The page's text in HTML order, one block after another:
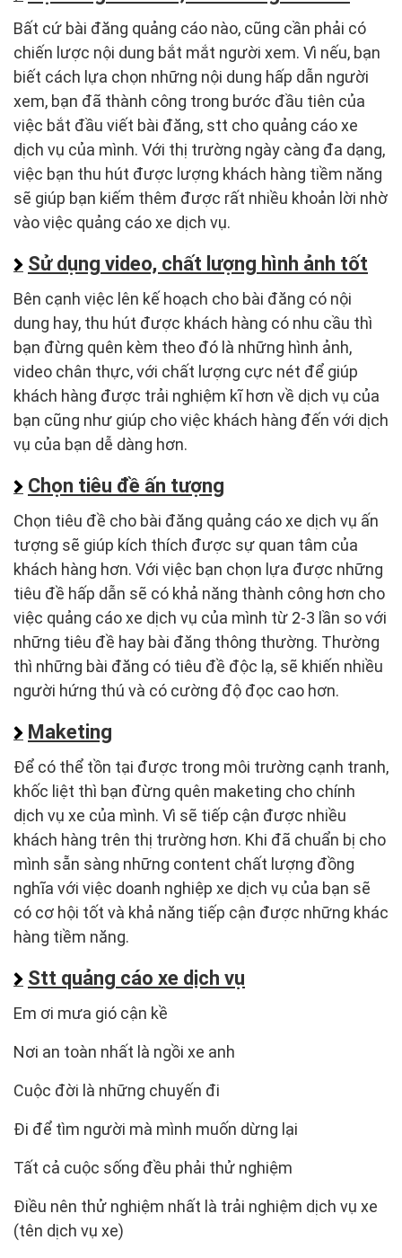
Bất cứ bài đăng quảng cáo nào, cũng cần phải có
chiến lược nội dung bắt mắt người xem. Vì nếu, bạn
biết cách lựa chọn những nội dung hấp dẫn người
xem, bạn đã thành công trong bước đầu tiên của
việc bắt đầu viết bài đăng, stt cho quảng cáo xe
dịch vụ của mình. Với thị trường ngày càng đa dạng,
việc bạn thu hút được lượng khách hàng tiềm năng
sẽ giúp bạn kiếm thêm được rất nhiều khoản lời nhờ
vào việc quảng cáo xe dịch vụ.
Sử dụng video, chất lượng hình ảnh tốt
Bên cạnh việc lên kế hoạch cho bài đăng có nội
dung hay, thu hút được khách hàng có nhu cầu thì
bạn đừng quên kèm theo đó là những hình ảnh,
video chân thực, với chất lượng cực nét để giúp
khách hàng được trải nghiệm kĩ hơn về dịch vụ của
bạn cũng như giúp cho việc khách hàng đến với dịch
vụ của bạn dễ dàng hơn.
Chọn tiêu đề ấn tượng
Chọn tiêu đề cho bài đăng quảng cáo xe dịch vụ ấn
tượng sẽ giúp kích thích được sự quan tâm của
khách hàng hơn. Với việc bạn chọn lựa được những
tiêu đề hấp dẫn sẽ có khả năng thành công hơn cho
việc quảng cáo xe dịch vụ của mình từ 2-3 lần so với
những tiêu đề hay bài đăng thông thường. Thường
thì những bài đăng có tiêu đề độc lạ, sẽ khiến nhiều
người hứng thú và có cường độ đọc cao hơn.
Maketing
Để có thể tồn tại được trong môi trường cạnh tranh,
khốc liệt thì bạn đừng quên maketing cho chính
dịch vụ xe của mình. Vì sẽ tiếp cận được nhiều
khách hàng trên thị trường hơn. Khi đã chuẩn bị cho
mình sẵn sàng những content chất lượng đồng
nghĩa với việc doanh nghiệp xe dịch vụ của bạn sẽ
có cơ hội tốt và khả năng tiếp cận được những khác
hàng tiềm năng.
Stt quảng cáo xe dịch vụ
Em ơi mưa gió cận kề
Nơi an toàn nhất là ngồi xe anh
Cuộc đời là những chuyến đi
Đi để tìm người mà mình muốn dừng lại
Tất cả cuộc sống đều phải thử nghiệm
Điều nên thử nghiệm nhất là trải nghiệm dịch vụ xe
(tên dịch vụ xe)